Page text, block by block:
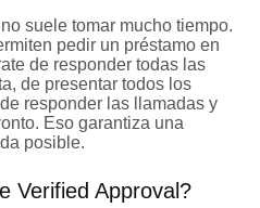
suele tomar mucho tiempo.
pedir un préstamo en
de responder todas las
de presentar todos los
responder las llamadas y
Eso garantiza una
posible.
Verified Approval?